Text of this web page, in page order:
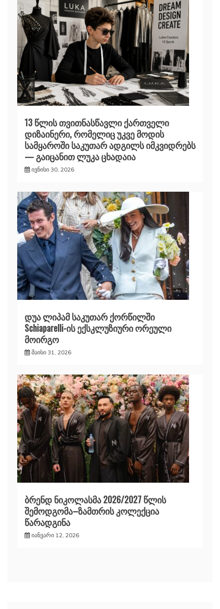
13 წლის თვითნასწავლი ქართველი
დიზაინერი, რომელიც უკვე მოდის
სამყაროში საკუთარ ადგილს იმკვიდრებს
— გაიცანით ლუკა ცხადაია
ივნისი 30, 2026
დუა ლიპამ საკუთარ ქორწილში
Schiaparelli-ის ექსკლუზიური ორეული
მოირგო
მაისი 31, 2026
ბრენდ ნიკოლასმა 2026/2027 წლის
შემოდგომა–ზამთრის კოლექცია
წარადგინა
იანვარი 12, 2026